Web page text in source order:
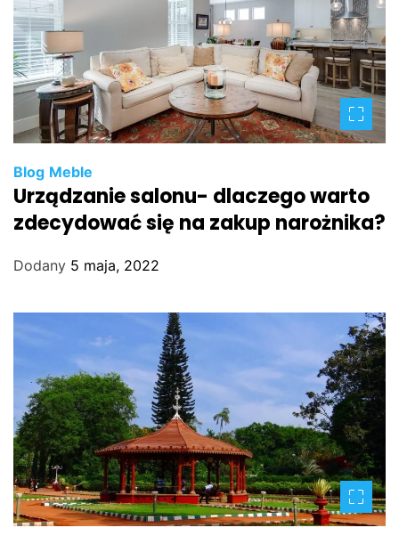
Blog Meble
Urządzanie salonu- dlaczego warto
zdecydować się na zakup narożnika?
Dodany 5 maja, 2022